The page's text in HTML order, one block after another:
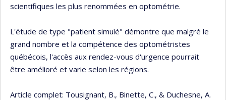
scientifiques les plus renommées en optométrie.
L'étude de type "patient simulé" démontre que malgré le
grand nombre et la compétence des optométristes
québécois, l'accès aux rendez-vous d'urgence pourrait
être amélioré et varie selon les régions.
Article complet: Tousignant, B., Binette, C., & Duchesne, A.